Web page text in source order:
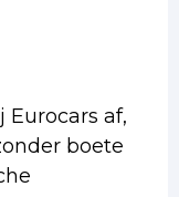
af,
boete